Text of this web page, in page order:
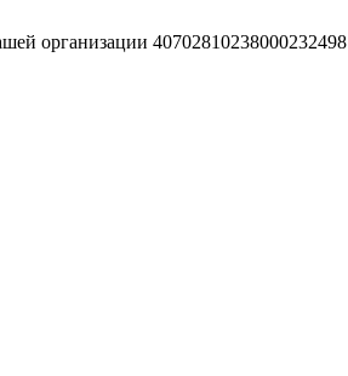
организации 40702810238000232498